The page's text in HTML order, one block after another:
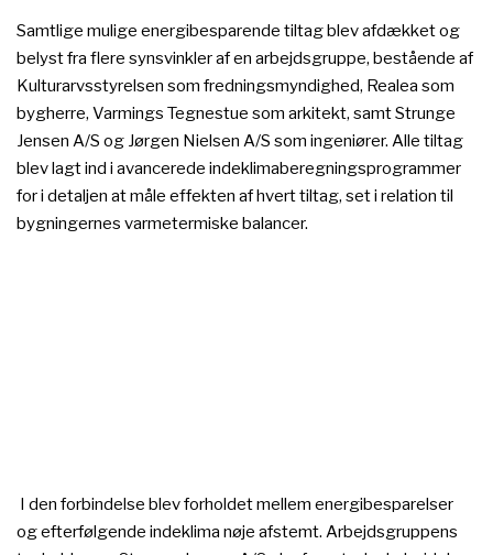
Samtlige mulige energibesparende tiltag blev afdækket og
belyst fra flere synsvinkler af en arbejdsgruppe, bestående af
Kulturarvsstyrelsen som fredningsmyndighed, Realea som
bygherre, Varmings Tegnestue som arkitekt, samt Strunge
Jensen A/S og Jørgen Nielsen A/S som ingeniører. Alle tiltag
blev lagt ind i avancerede indeklimaberegningsprogrammer
for i detaljen at måle effekten af hvert tiltag, set i relation til
bygningernes varmetermiske balancer.
I den forbindelse blev forholdet mellem energibesparelser
og efterfølgende indeklima nøje afstemt. Arbejdsgruppens